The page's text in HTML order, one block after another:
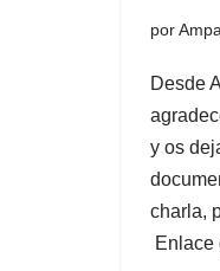
por
Desde
y os
charla,